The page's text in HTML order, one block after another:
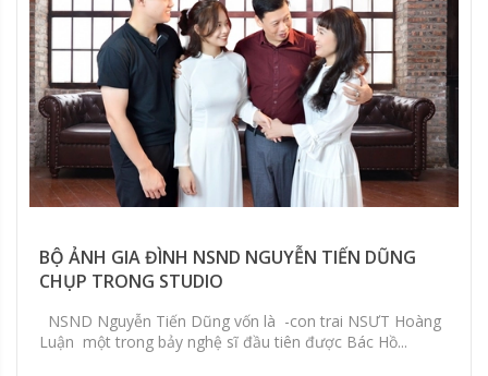
BỘ ẢNH GIA ĐÌNH NSND NGUYỄN TIẾN DŨNG
CHỤP TRONG STUDIO
NSND Nguyễn Tiến Dũng vốn là -con trai NSƯT Hoàng
Luận một trong bảy nghệ sĩ đầu tiên được Bác Hồ...